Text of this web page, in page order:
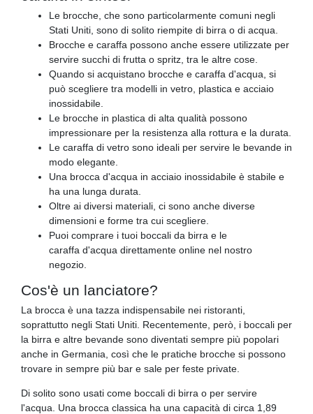
Le brocche, che sono particolarmente comuni negli
Stati Uniti, sono di solito riempite di birra o di acqua.
Brocche e caraffa possono anche essere utilizzate per
servire succhi di frutta o spritz, tra le altre cose.
Quando si acquistano brocche e caraffa d'acqua, si
può scegliere tra modelli in vetro, plastica e acciaio
inossidabile.
Le brocche in plastica di alta qualità possono
impressionare per la resistenza alla rottura e la durata.
Le caraffa di vetro sono ideali per servire le bevande in
modo elegante.
Una brocca d'acqua in acciaio inossidabile è stabile e
ha una lunga durata.
Oltre ai diversi materiali, ci sono anche diverse
dimensioni e forme tra cui scegliere.
Puoi comprare i tuoi boccali da birra e le
caraffa d'acqua direttamente online nel nostro
negozio.
Cos'è un lanciatore?
La brocca è una tazza indispensabile nei ristoranti,
soprattutto negli Stati Uniti. Recentemente, però, i boccali per
la birra e altre bevande sono diventati sempre più popolari
anche in Germania, così che le pratiche brocche si possono
trovare in sempre più bar e sale per feste private.
Di solito sono usati come boccali di birra o per servire
l'acqua. Una brocca classica ha una capacità di circa 1,89